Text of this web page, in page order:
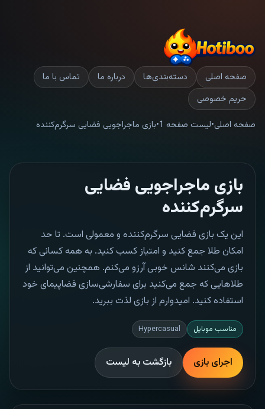
صفحه اصلی دسته‌بندی‌ها درباره ما
تماس با ما
حریم خصوصی
صفحه اصلی•لیست صفحه 1 •بازی ماجراجویی فضایی سرگرم‌کننده
بازی ماجراجویی فضایی
سرگرم‌کننده
این یک بازی فضایی سرگرم‌کننده و معمولی است. تا حد
امکان طلا جمع کنید و امتیاز کسب کنید. به همه کسانی که
بازی می‌کنند شانس خوبی آرزو می‌کنم. همچنین می‌توانید از
طلاهایی که جمع می‌کنید برای سفارشی‌سازی فضاپیمای خود
استفاده کنید. امیدوارم از بازی لذت ببرید.
مناسب موبایل Hypercasual
اجرای بازی بازگشت به لیست